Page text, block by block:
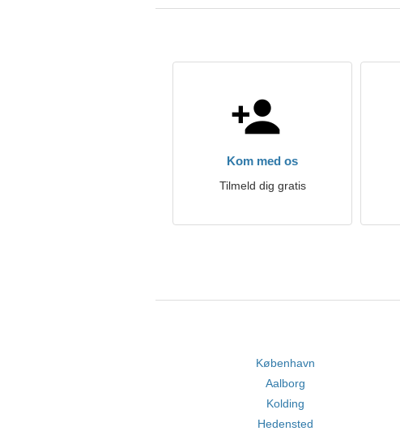
Kom med os
Tilmeld dig gratis
København
Aalborg
Kolding
Hedensted